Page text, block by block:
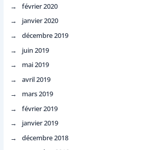
février 2020
janvier 2020
décembre 2019
juin 2019
mai 2019
avril 2019
mars 2019
février 2019
janvier 2019
décembre 2018